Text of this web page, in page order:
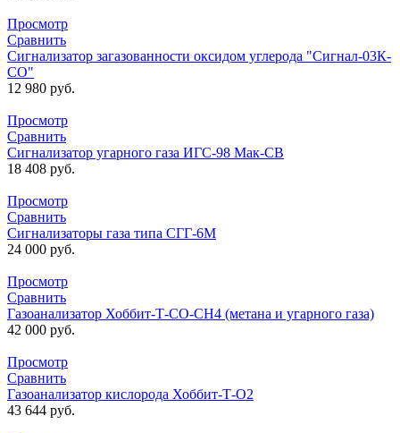
Просмотр
Сравнить
Сигнализатор загазованности оксидом углерода "Сигнал-03К-
СО"
12 980 руб.
Просмотр
Сравнить
Сигнализатор угарного газа ИГС-98 Мак-СВ
18 408 руб.
Просмотр
Сравнить
Сигнализаторы газа типа СГГ-6М
24 000 руб.
Просмотр
Сравнить
Газоанализатор Хоббит-Т-СО-СН4 (метана и угарного газа)
42 000 руб.
Просмотр
Сравнить
Газоанализатор кислорода Хоббит-Т-О2
43 644 руб.